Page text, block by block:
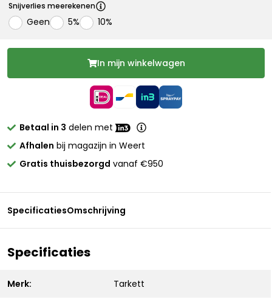
Snijverlies meerekenen
Geen 5% 10%
In mijn winkelwagen
Betaal in 3 delen met
Afhalen bij magazijn in Weert
Gratis thuisbezorgd vanaf €950
SpecificatiesOmschrijving
Specificaties
Merk: Tarkett